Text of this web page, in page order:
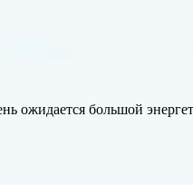
ожидается большой